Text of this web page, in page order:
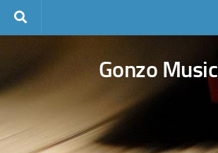
Skip to content
Gonzo Music